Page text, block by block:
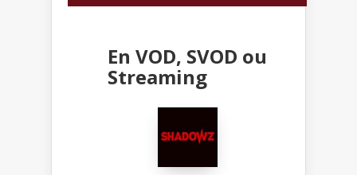
En VOD, SVOD ou
Streaming